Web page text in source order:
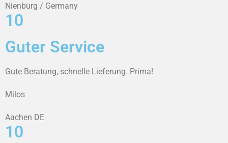
Nienburg / Germany
10
Guter Service
Gute Beratung, schnelle Lieferung. Prima!
Milos
Aachen DE
10